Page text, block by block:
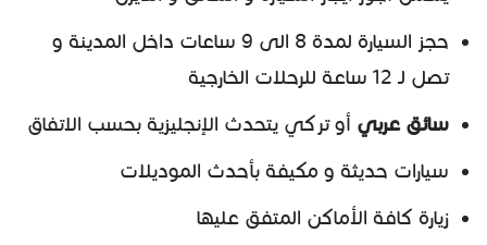
حجز السيارة لمدة 8 الى 9 ساعات داخل المدينة و
تصل لـ 12 ساعة للرحلات الخارجية
سائق عربي أو تركي يتحدث الإنجليزية بحسب الاتفاق
سيارات حديثة و مكيفة بأحدث الموديلات
زيارة كافة الأماكن المتفق عليها